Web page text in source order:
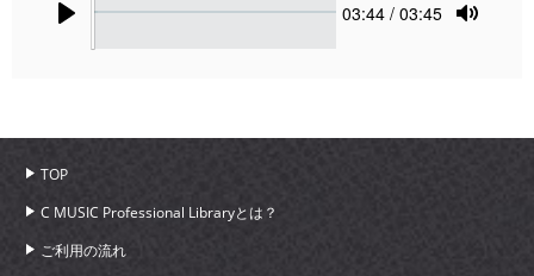
Current
03:44 / 03:45
TOP
C MUSIC Professional Libraryとは？
ご利用の流れ